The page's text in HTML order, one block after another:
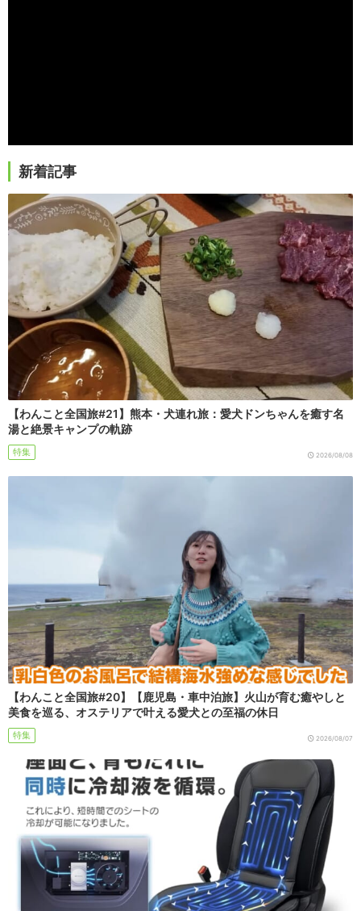
新着記事
【わんこと全国旅#21】熊本・犬連れ旅：愛犬ドンちゃんを癒す名
湯と絶景キャンプの軌跡
特集 2026/08/08
【わんこと全国旅#20】【鹿児島・車中泊旅】火山が育む癒やしと
美食を巡る、オステリアで叶える愛犬との至福の休日
特集 2026/08/07